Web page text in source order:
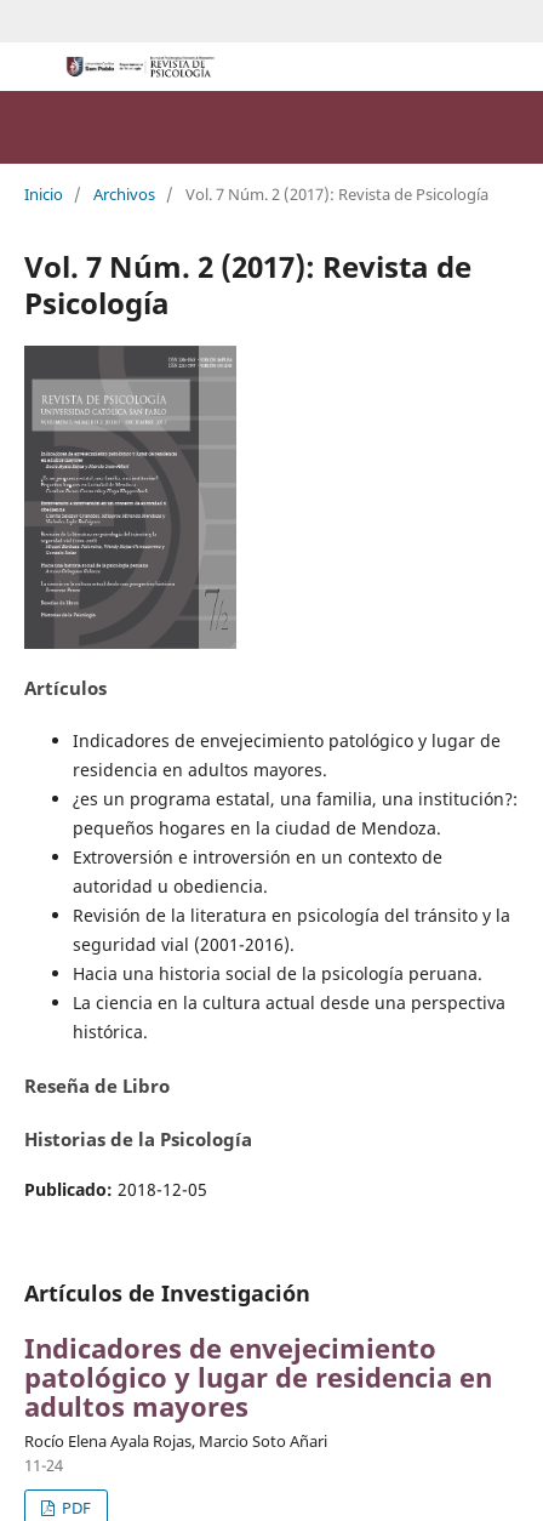
Inicio / Archivos / Vol. 7 Núm. 2 (2017): Revista de Psicología
Vol. 7 Núm. 2 (2017): Revista de
Psicología
Artículos
Indicadores de envejecimiento patológico y lugar de
residencia en adultos mayores.
¿es un programa estatal, una familia, una institución?:
pequeños hogares en la ciudad de Mendoza.
Extroversión e introversión en un contexto de
autoridad u obediencia.
Revisión de la literatura en psicología del tránsito y la
seguridad vial (2001-2016).
Hacia una historia social de la psicología peruana.
La ciencia en la cultura actual desde una perspectiva
histórica.
Reseña de Libro
Historias de la Psicología
Publicado: 2018-12-05
Artículos de Investigación
Indicadores de envejecimiento
patológico y lugar de residencia en
adultos mayores
Rocío Elena Ayala Rojas, Marcio Soto Añari
11-24
PDF